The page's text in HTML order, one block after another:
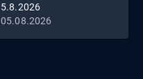
5.8.2026
05.08.2026